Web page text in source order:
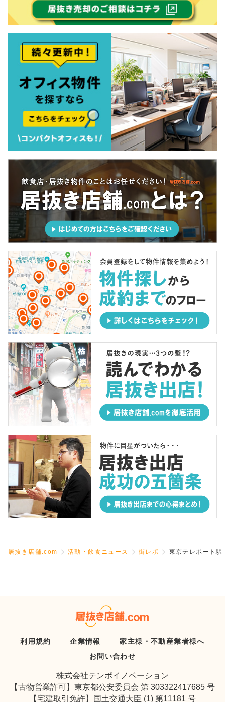
居抜き店舗.com 活動・飲食ニュース 街レポ 東京テレポート
利用規約 企業情報
家主様・不動産業者様へ
お問い合わせ
株式会社テンポイノベーション
【古物営業許可】東京都公安委員会 第 303322417685 号
【宅建取引免許】国土交通大臣 (1) 第11181 号